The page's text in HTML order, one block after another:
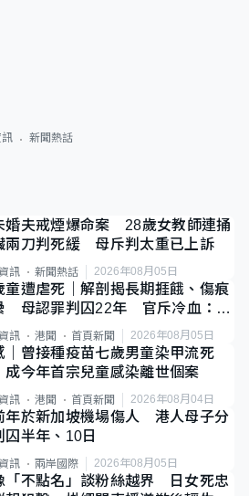
新聞熱話
婚夫戒煙爆命案 28歲女教師連捅
兩刀判死緩 母斥判太重已上訴
訊 新聞熱話 2026年08月05日
童遭虐死｜解剖揭長期捱餓、傷痕
母認罪判囚22年 官斥冷血：同
最惡劣
訊 港聞 首頁新聞 2026年08月05日
｜曾接種疫苗七歲男童染甲流死
今年首宗兒童感染離世個案
訊 港聞 首頁新聞 2026年08月04日
年於新加坡機場傷人 港人母子分
囚半年、10日
訊 兩岸國際 2026年08月05日
「不點名」談粉絲越界 日女死忠